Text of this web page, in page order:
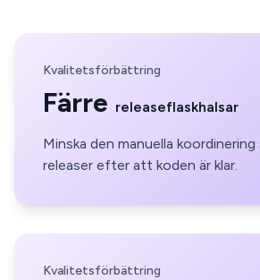
Kvalitetsförbättring
Färre releaseflaskhalsar
Minska den manuella
releaser efter att koden är klar.
Kvalitetsförbättring